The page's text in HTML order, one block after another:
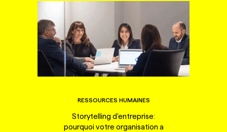
RESSOURCES HUMAINES
Storytelling d'entreprise:
pourquoi votre organisation a